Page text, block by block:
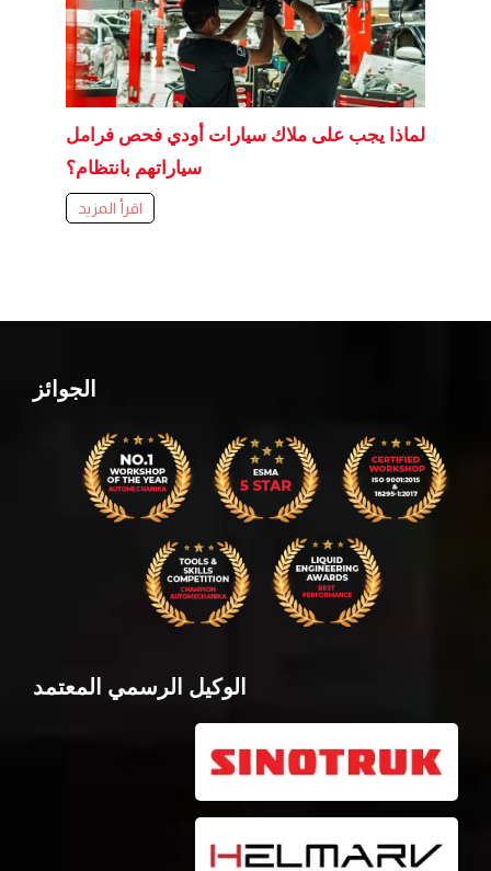
لماذا يجب على ملاك سيارات أودي فحص فرامل
سياراتهم بانتظام؟
اقرأ المزيد
الجوائز
الوكيل الرسمي المعتمد